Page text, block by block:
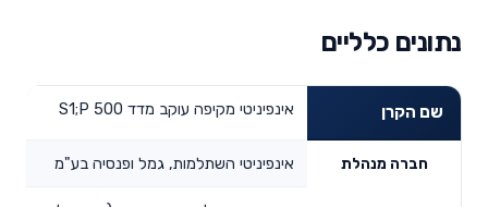
נתונים כלליים
שם הקרן אינפיניטי מקיפה עוקב מדד S1;P 500
חברה מנהלת אינפיניטי השתלמות, גמל ופנסיה בע"מ